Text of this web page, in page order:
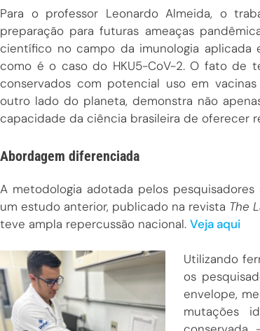
Para o professor Leonardo Almeida, o
preparação para futuras ameaças
científico no campo da imunologia
como é o caso do HKU5-CoV-2. O fato de
conservados com potencial uso em
outro lado do planeta, demonstra não
capacidade da ciência brasileira de oferecer
Abordagem diferenciada
A metodologia adotada pelos
um estudo anterior, publicado na revista The
teve ampla repercussão nacional. Veja aqui
Utilizando
os
envelope,
mutações